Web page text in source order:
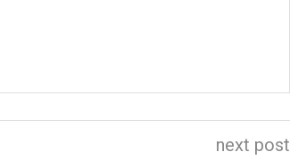
next post